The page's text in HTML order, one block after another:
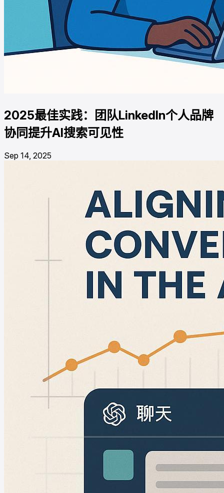
2025最佳实践：团队LinkedIn个人品牌
协同提升AI搜索可见性
Sep 14, 2025